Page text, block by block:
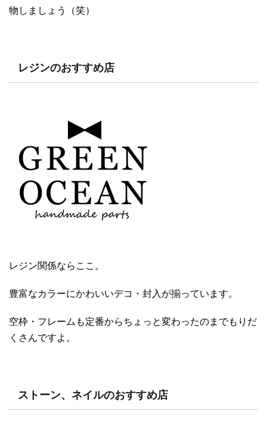
物しましょう（笑）
レジンのおすすめ店
レジン関係ならここ。
豊富なカラーにかわいいデコ・封入が揃っています。
空枠・フレームも定番からちょっと変わったのまでもりだ
くさんですよ。
ストーン、ネイルのおすすめ店